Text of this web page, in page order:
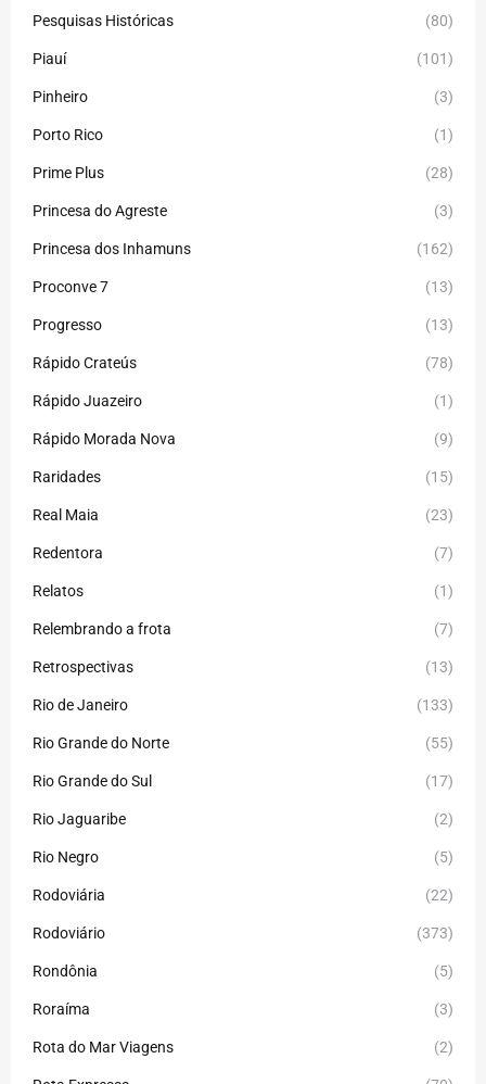
Pesquisas Históricas (80)
Piauí (101)
Pinheiro (3)
Porto Rico (1)
Prime Plus (28)
Princesa do Agreste (3)
Princesa dos Inhamuns (162)
Proconve 7 (13)
Progresso (13)
Rápido Crateús (78)
Rápido Juazeiro (1)
Rápido Morada Nova (9)
Raridades (15)
Real Maia (23)
Redentora (7)
Relatos (1)
Relembrando a frota (7)
Retrospectivas (13)
Rio de Janeiro (133)
Rio Grande do Norte (55)
Rio Grande do Sul (17)
Rio Jaguaribe (2)
Rio Negro (5)
Rodoviária (22)
Rodoviário (373)
Rondônia (5)
Roraíma (3)
Rota do Mar Viagens (2)